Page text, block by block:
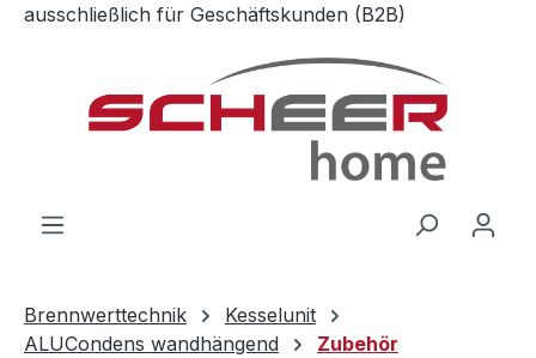
Zum Hauptinhalt springen
ausschließlich für Geschäftskunden (B2B)
Brennwerttechnik
Kesselunit
ALUCondens wandhängend
Zubehör